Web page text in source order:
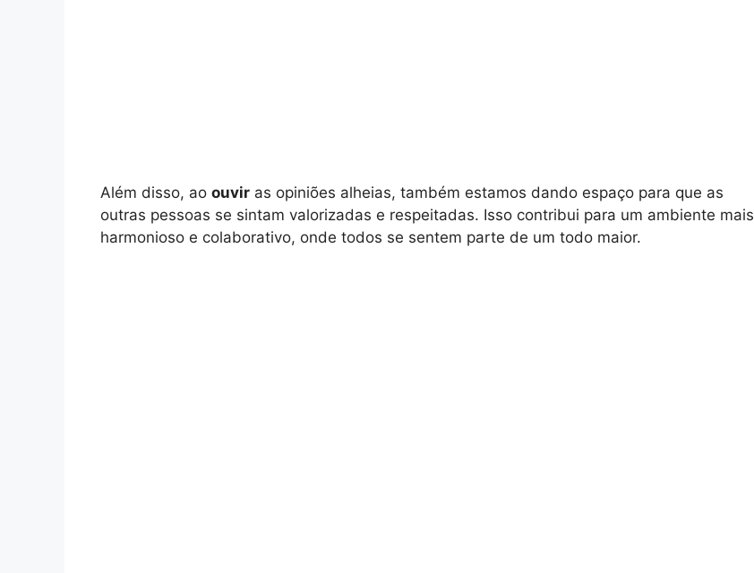
Além disso, ao ouvir as opiniões alheias, também estamos dando espaço para que as
outras pessoas se sintam valorizadas e respeitadas. Isso contribui para um ambiente mais
harmonioso e colaborativo, onde todos se sentem parte de um todo maior.